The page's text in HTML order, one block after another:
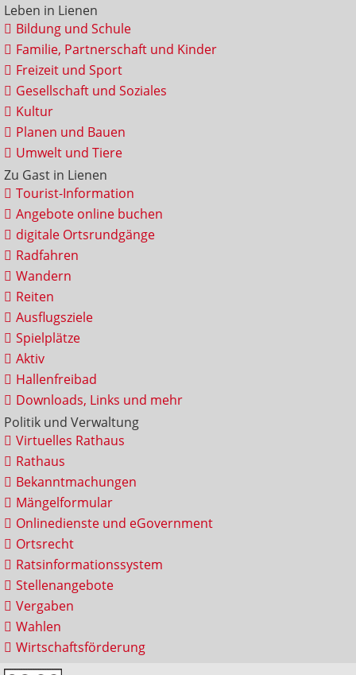
Leben in Lienen
Bildung und Schule
Familie, Partnerschaft und Kinder
Freizeit und Sport
Gesellschaft und Soziales
Kultur
Planen und Bauen
Umwelt und Tiere
Zu Gast in Lienen
Tourist-Information
Angebote online buchen
digitale Ortsrundgänge
Radfahren
Wandern
Reiten
Ausflugsziele
Spielplätze
Aktiv
Hallenfreibad
Downloads, Links und mehr
Politik und Verwaltung
Virtuelles Rathaus
Rathaus
Bekanntmachungen
Mängelformular
Onlinedienste und eGovernment
Ortsrecht
Ratsinformationssystem
Stellenangebote
Vergaben
Wahlen
Wirtschaftsförderung